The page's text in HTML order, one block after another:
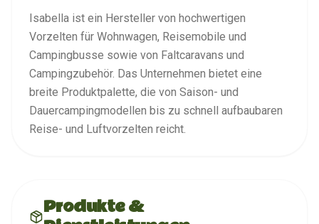
Isabella ist ein Hersteller von hochwertigen
Vorzelten für Wohnwagen, Reisemobile und
Campingbusse sowie von Faltcaravans und
Campingzubehör. Das Unternehmen bietet eine
breite Produktpalette, die von Saison- und
Dauercampingmodellen bis zu schnell aufbaubaren
Reise- und Luftvorzelten reicht.
Produkte &